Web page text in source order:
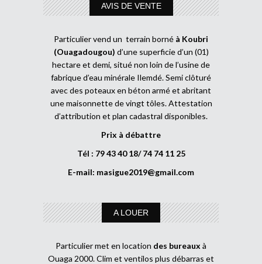
AVIS DE VENTE
Particulier vend un terrain borné à Koubri
(Ouagadougou) d’une superficie d’un (01)
hectare et demi, situé non loin de l’usine de
fabrique d’eau minérale Ilemdé. Semi clôturé
avec des poteaux en béton armé et abritant
une maisonnette de vingt tôles. Attestation
d’attribution et plan cadastral disponibles.
Prix à débattre
Tél : 79 43 40 18/ 74 74 11 25
E-mail: masigue2019@gmail.com
A LOUER
Particulier met en location des bureaux à
Ouaga 2000. Clim et ventilos plus débarras et